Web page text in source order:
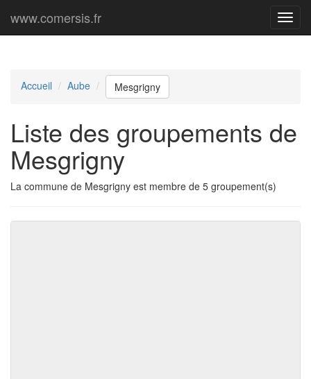
Menu
www.comersis.fr
Accueil Aube Mesgrigny
Liste des groupements de
Mesgrigny
La commune de Mesgrigny est membre de 5 groupement(s)